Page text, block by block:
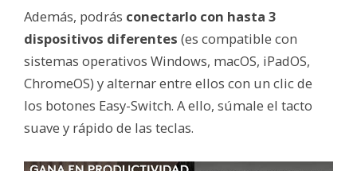
Además, podrás conectarlo con hasta 3
dispositivos diferentes (es compatible con
sistemas operativos Windows, macOS, iPadOS,
ChromeOS) y alternar entre ellos con un clic de
los botones Easy-Switch. A ello, súmale el tacto
suave y rápido de las teclas.